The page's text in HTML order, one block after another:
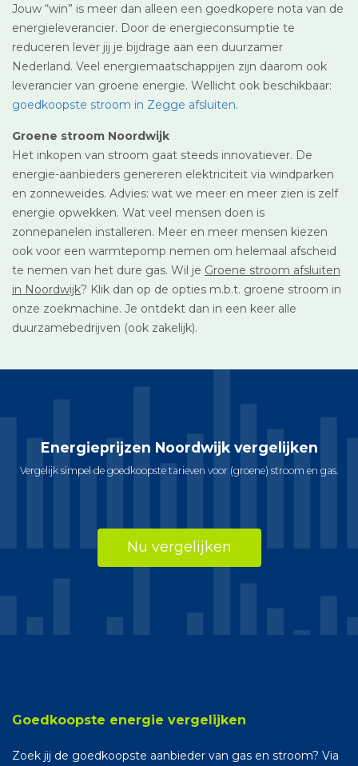
Jouw “win” is meer dan alleen een goedkopere nota van de
energieleverancier. Door de energieconsumptie te
reduceren lever jij je bijdrage aan een duurzamer
Nederland. Veel energiemaatschappijen zijn daarom ook
leverancier van groene energie. Wellicht ook beschikbaar:
goedkoopste stroom in Zegge afsluiten.
Groene stroom Noordwijk
Het inkopen van stroom gaat steeds innovatiever. De
energie-aanbieders genereren elektriciteit via windparken
en zonneweides. Advies: wat we meer en meer zien is zelf
energie opwekken. Wat veel mensen doen is
zonnepanelen installeren. Meer en meer mensen kiezen
ook voor een warmtepomp nemen om helemaal afscheid
te nemen van het dure gas. Wil je Groene stroom afsluiten
in Noordwijk? Klik dan op de opties m.b.t. groene stroom in
onze zoekmachine. Je ontdekt dan in een keer alle
duurzamebedrijven (ook zakelijk).
Energieprijzen Noordwijk vergelijken
Vergelijk simpel de goedkoopste tarieven voor (groene) stroom en gas.
Nu vergelijken
Goedkoopste energie vergelijken
Zoek jij de goedkoopste aanbieder van gas en stroom? Via